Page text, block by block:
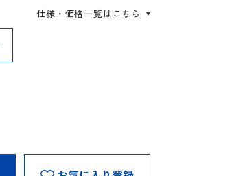
仕様・価格一覧はこちら